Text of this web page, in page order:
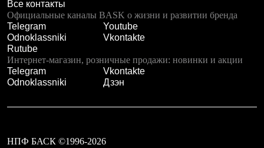
Перчатки и рукавицы
Перчатки
Рукавицы
Носки
Полезные аксессуары
Брелки
Ремни
Шевроны
Термоковрики
Коллекции
Все контакты
Официальные каналы BASK о жизни и развитии бренда
Telegram
Youtube
Odnoklassniki
Vkontakte
Rutube
Интернет-магазин, розничные продажи: новинки и акции
Telegram
Vkontakte
Odnoklassniki
Дзэн
НПФ БАСК ©1996-2026